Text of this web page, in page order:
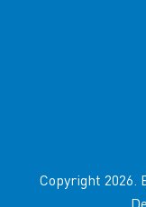
Copyright